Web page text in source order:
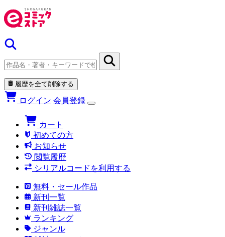
履歴を全て削除する
ログイン 会員登録
カート
初めての方
お知らせ
閲覧履歴
シリアルコードを利用する
無料・セール作品
新刊一覧
新刊雑誌一覧
ランキング
ジャンル